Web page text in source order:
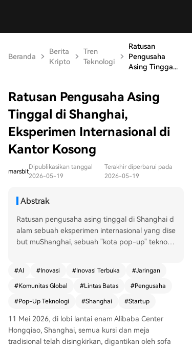
Beranda
Berita
Kripto
Tren
Teknologi
Ratusan
Pengusaha
Asing Tingga...
Ratusan Pengusaha Asing
Tinggal di Shanghai,
Eksperimen Internasional di
Kantor Kosong
marsbit
Dipublikasikan tanggal
2026-05-19
Terakhir diperbarui pada
2026-05-19
Abstrak
Ratusan pengusaha asing tinggal di Shanghai d
alam sebuah eksperimen internasional yang dise
but muShanghai, sebuah "kota pop-up" teknolo
ndiri komunitas The Mu, acara ini menarik sekitar
800 peserta dari seluruh dunia, dengan 46% ber
gerak di bidang AI. Aktivitas ini bertujuan menci
tinggal bersama, berbeda dari model konferensi
singkat. MuShanghai menghadapi tantangan se
perti penolakan awal, gesekan budaya mengen
#AI #Inovasi #Inovasi Terbuka #Jaringan
#Komunitas Global #Lintas Batas #Pengusaha
#Pop-Up Teknologi #Shanghai #Startup
11 Mei 2026, di lobi lantai enam Alibaba Center
Hongqiao, Shanghai, semua kursi dan meja
tradisional telah disingkirkan, digantikan oleh sofa